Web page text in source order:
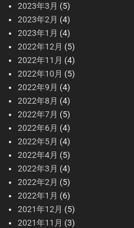
2023年3月 (5)
2023年2月 (4)
2023年1月 (4)
2022年12月 (5)
2022年11月 (4)
2022年10月 (5)
2022年9月 (4)
2022年8月 (4)
2022年7月 (5)
2022年6月 (4)
2022年5月 (4)
2022年4月 (5)
2022年3月 (4)
2022年2月 (5)
2022年1月 (6)
2021年12月 (5)
2021年11月 (3)